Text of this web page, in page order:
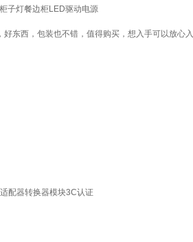
子灯餐边柜LED驱动电源
东西，包装也不错，值得购买，想入手可以放心入
配器转换器模块3C认证